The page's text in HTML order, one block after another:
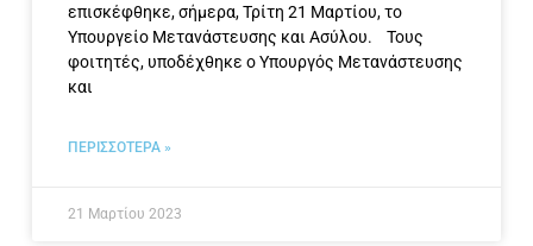
επισκέφθηκε, σήμερα, Τρίτη 21 Μαρτίου, το
Υπουργείο Μετανάστευσης και Ασύλου. Τους
φοιτητές, υποδέχθηκε ο Υπουργός Μετανάστευσης
και
ΠΕΡΙΣΣΟΤΕΡΑ »
21 Μαρτίου 2023